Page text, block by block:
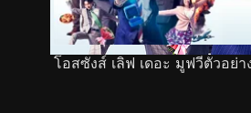
โอสซังส์ เลิฟ เดอะ มูฟวีตัวอย่า